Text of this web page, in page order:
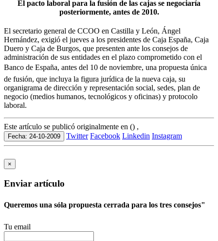
El pacto laboral para la fusión de las cajas se negociaría
posteriormente, antes de 2010.
El secretario general de CCOO en Castilla y León, Ángel
Hernández, exigió el jueves a los presidentes de Caja España, Caja
Duero y Caja de Burgos, que presenten ante los consejos de
administración de sus entidades en el plazo comprometido con el
Banco de España, antes del 10 de noviembre, una propuesta única
de fusión, que incluya la figura jurídica de la nueva caja, su
organigrama de dirección y representación social, sedes, plan de
negocio (medios humanos, tecnológicos y oficinas) y protocolo
laboral.
Este artículo se publicó originalmente en () ,
Fecha: 24-10-2009 Twitter Facebook Linkedin Instagram
×
Enviar artículo
Queremos una sóla propuesta cerrada para los tres consejos"
Tu email